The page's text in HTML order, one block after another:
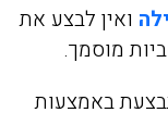
ואין לבצע את
מוסמך.
באמצעות